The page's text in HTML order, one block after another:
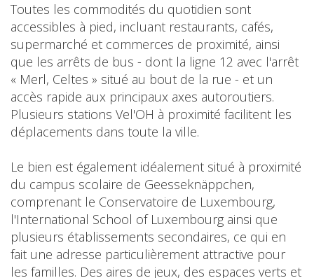
Toutes les commodités du quotidien sont
accessibles à pied, incluant restaurants, cafés,
supermarché et commerces de proximité, ainsi
que les arrêts de bus - dont la ligne 12 avec l'arrêt
« Merl, Celtes » situé au bout de la rue - et un
accès rapide aux principaux axes autoroutiers.
Plusieurs stations Vel'OH à proximité facilitent les
déplacements dans toute la ville.
Le bien est également idéalement situé à proximité
du campus scolaire de Geesseknäppchen,
comprenant le Conservatoire de Luxembourg,
l'International School of Luxembourg ainsi que
plusieurs établissements secondaires, ce qui en
fait une adresse particulièrement attractive pour
les familles. Des aires de jeux, des espaces verts et